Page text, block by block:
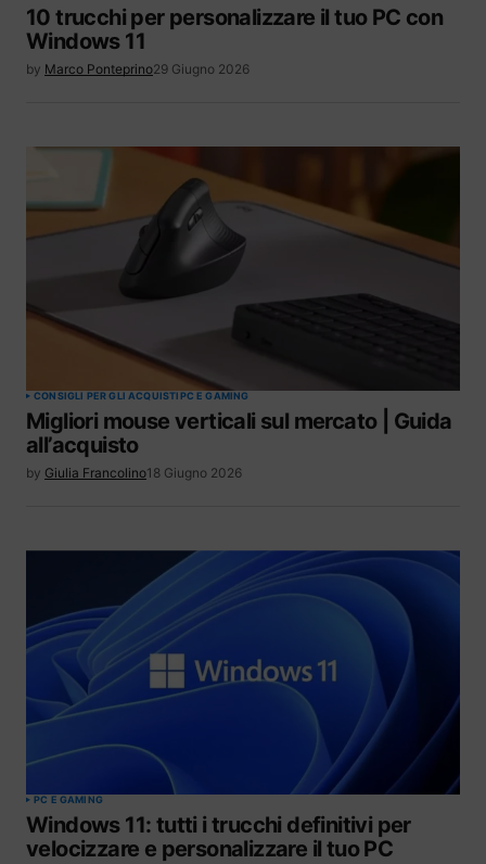
10 trucchi per personalizzare il tuo PC con
Windows 11
by Marco Ponteprino29 Giugno 2026
CONSIGLI PER GLI ACQUISTIPC E GAMING
Migliori mouse verticali sul mercato | Guida
all’acquisto
by Giulia Francolino18 Giugno 2026
PC E GAMING
Windows 11: tutti i trucchi definitivi per
velocizzare e personalizzare il tuo PC